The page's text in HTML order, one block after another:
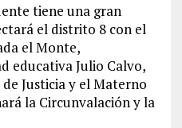
tiene una gran
el distrito 8 con el
el Monte,
educativa Julio Calvo,
Justicia y el Materno
la Circunvalación y la